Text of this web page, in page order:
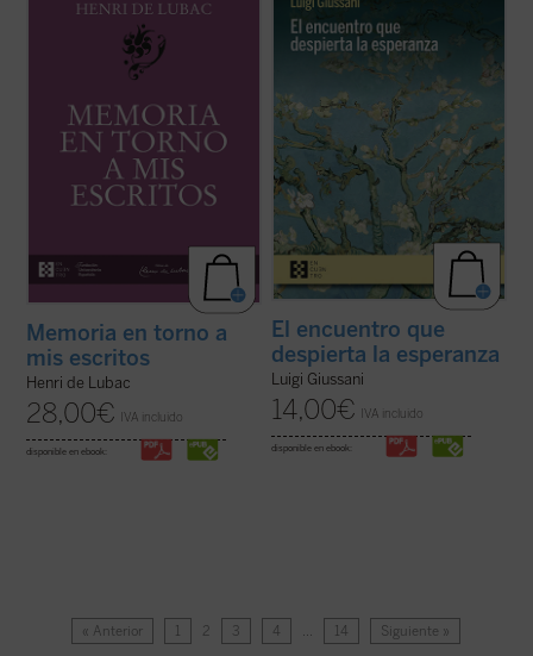
primeros veinte años yMemoria en torno a
. Ambas Memorias nos
permiten conocer la vida y la obra de Henri
de Lubac desde su nacimiento en 1896
hasta el final de su período militar ...
Memoria en torno a
mis escritos
Henri de Lubac
28,00€ IVA incluido
disponible en ebook:
diálogo en asamblea y la síntesis, hasta
ahora inéditos, de Luigi Giussani con
jóvenes universitarios de Comunión y
Liberación en 1985. Giussani propone una
inversión de perspectiva: las necesidades
El encuentro que
despierta la esperanza
Luigi Giussani
14,00€ IVA incluido
disponible en ebook:
« Anterior 1 2 3 4 … 14 Siguiente »